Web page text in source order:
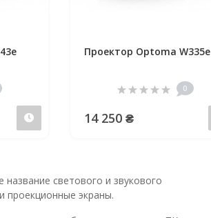
Предзаказ
Проектор Optoma W335e
0
14 250 ₴
светового и звукового
проекционные экраны.